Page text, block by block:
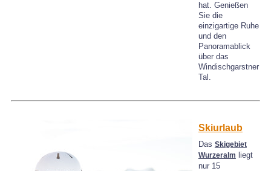
hat. Genießen
Sie die
einzigartige Ruhe
und den
Panoramablick
über das
Windischgarstner
Tal.
Skiurlaub
Das Skigebiet
Wurzeralm liegt
nur 15